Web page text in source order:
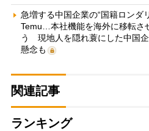
急増する中国企業の“国籍ロンダ
Temu…本社機能を海外に移転さ
う 現地人を隠れ蓑にした中国
懸念も
関連記事
ランキング